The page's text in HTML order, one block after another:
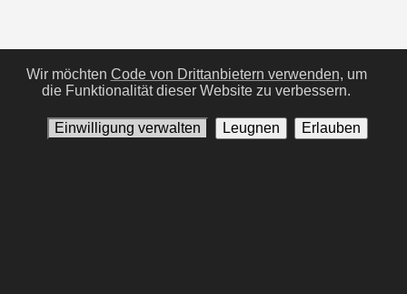
Wir möchten Code von Drittanbietern verwenden, um
die Funktionalität dieser Website zu verbessern.
Einwilligung verwalten Leugnen Erlauben